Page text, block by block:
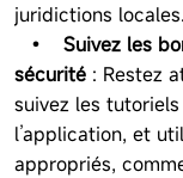
juridictions locales.
• Suivez les
sécurité : Restez
suivez les
l’application, et
appropriés,